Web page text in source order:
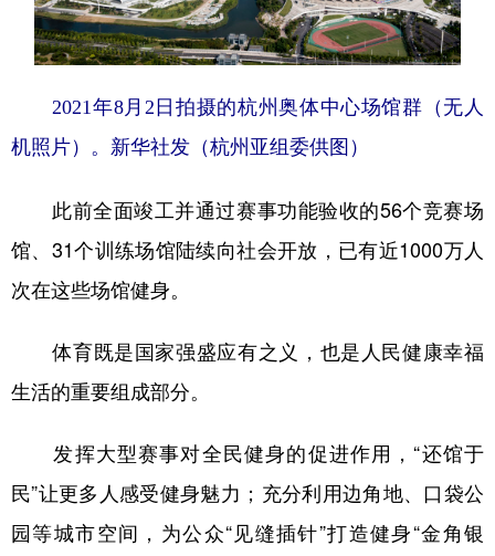
2021年8月2日拍摄的杭州奥体中心场馆群（无人
机照片）。 新华社发（杭州亚组委供图）
此前全面竣工并通过赛事功能验收的56个竞赛场
馆、31个训练场馆陆续向社会开放，已有近1000万人
次在这些场馆健身。
体育既是国家强盛应有之义，也是人民健康幸福
生活的重要组成部分。
发挥大型赛事对全民健身的促进作用，“还馆于
民”让更多人感受健身魅力；充分利用边角地、口袋公
园等城市空间，为公众“见缝插针”打造健身“金角银